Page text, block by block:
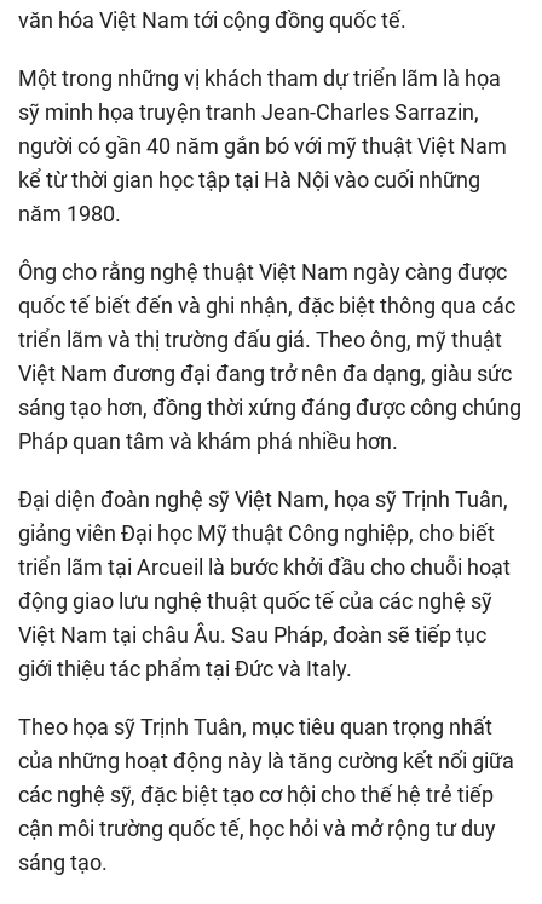
văn hóa Việt Nam tới cộng đồng quốc tế.
Một trong những vị khách tham dự triển lãm là họa
sỹ minh họa truyện tranh Jean-Charles Sarrazin,
người có gần 40 năm gắn bó với mỹ thuật Việt Nam
kể từ thời gian học tập tại Hà Nội vào cuối những
năm 1980.
Ông cho rằng nghệ thuật Việt Nam ngày càng được
quốc tế biết đến và ghi nhận, đặc biệt thông qua các
triển lãm và thị trường đấu giá. Theo ông, mỹ thuật
Việt Nam đương đại đang trở nên đa dạng, giàu sức
sáng tạo hơn, đồng thời xứng đáng được công chúng
Pháp quan tâm và khám phá nhiều hơn.
Đại diện đoàn nghệ sỹ Việt Nam, họa sỹ Trịnh Tuân,
giảng viên Đại học Mỹ thuật Công nghiệp, cho biết
triển lãm tại Arcueil là bước khởi đầu cho chuỗi hoạt
động giao lưu nghệ thuật quốc tế của các nghệ sỹ
Việt Nam tại châu Âu. Sau Pháp, đoàn sẽ tiếp tục
giới thiệu tác phẩm tại Đức và Italy.
Theo họa sỹ Trịnh Tuân, mục tiêu quan trọng nhất
của những hoạt động này là tăng cường kết nối giữa
các nghệ sỹ, đặc biệt tạo cơ hội cho thế hệ trẻ tiếp
cận môi trường quốc tế, học hỏi và mở rộng tư duy
sáng tạo.